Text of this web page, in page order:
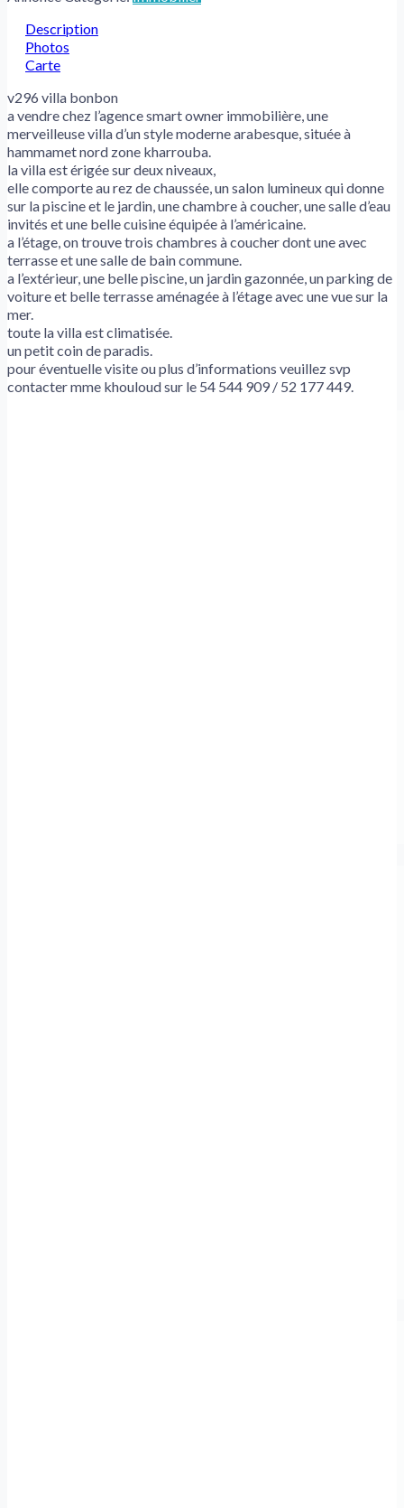
Description
Photos
Carte
v296 villa bonbon
a vendre chez l’agence smart owner immobilière, une
merveilleuse villa d’un style moderne arabesque, située à
hammamet nord zone kharrouba.
la villa est érigée sur deux niveaux,
elle comporte au rez de chaussée, un salon lumineux qui donne
sur la piscine et le jardin, une chambre à coucher, une salle d’eau
invités et une belle cuisine équipée à l’américaine.
a l’étage, on trouve trois chambres à coucher dont une avec
terrasse et une salle de bain commune.
a l’extérieur, une belle piscine, un jardin gazonnée, un parking de
voiture et belle terrasse aménagée à l’étage avec une vue sur la
mer.
toute la villa est climatisée.
un petit coin de paradis.
pour éventuelle visite ou plus d’informations veuillez svp
contacter mme khouloud sur le 54 544 909 / 52 177 449.